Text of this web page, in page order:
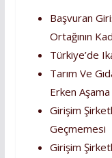
Başvuran
Ortağının
Türkiye’de
Tarım Ve
Erken
Girişim
Geçmemesi
Girişim